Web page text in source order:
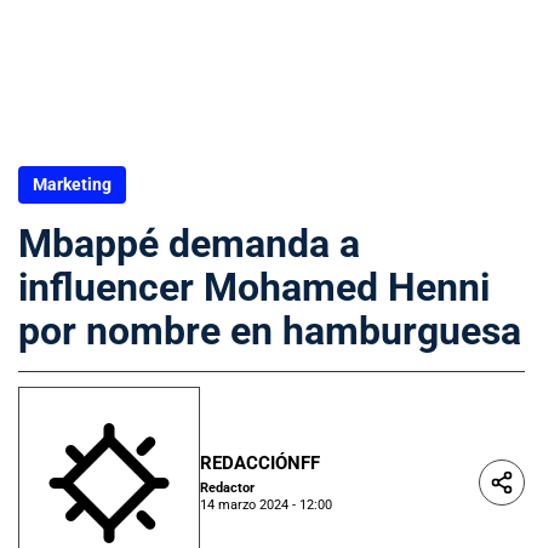
Marketing
Mbappé demanda a
influencer Mohamed Henni
por nombre en hamburguesa
REDACCIÓNFF
Redactor
14 marzo 2024 - 12:00